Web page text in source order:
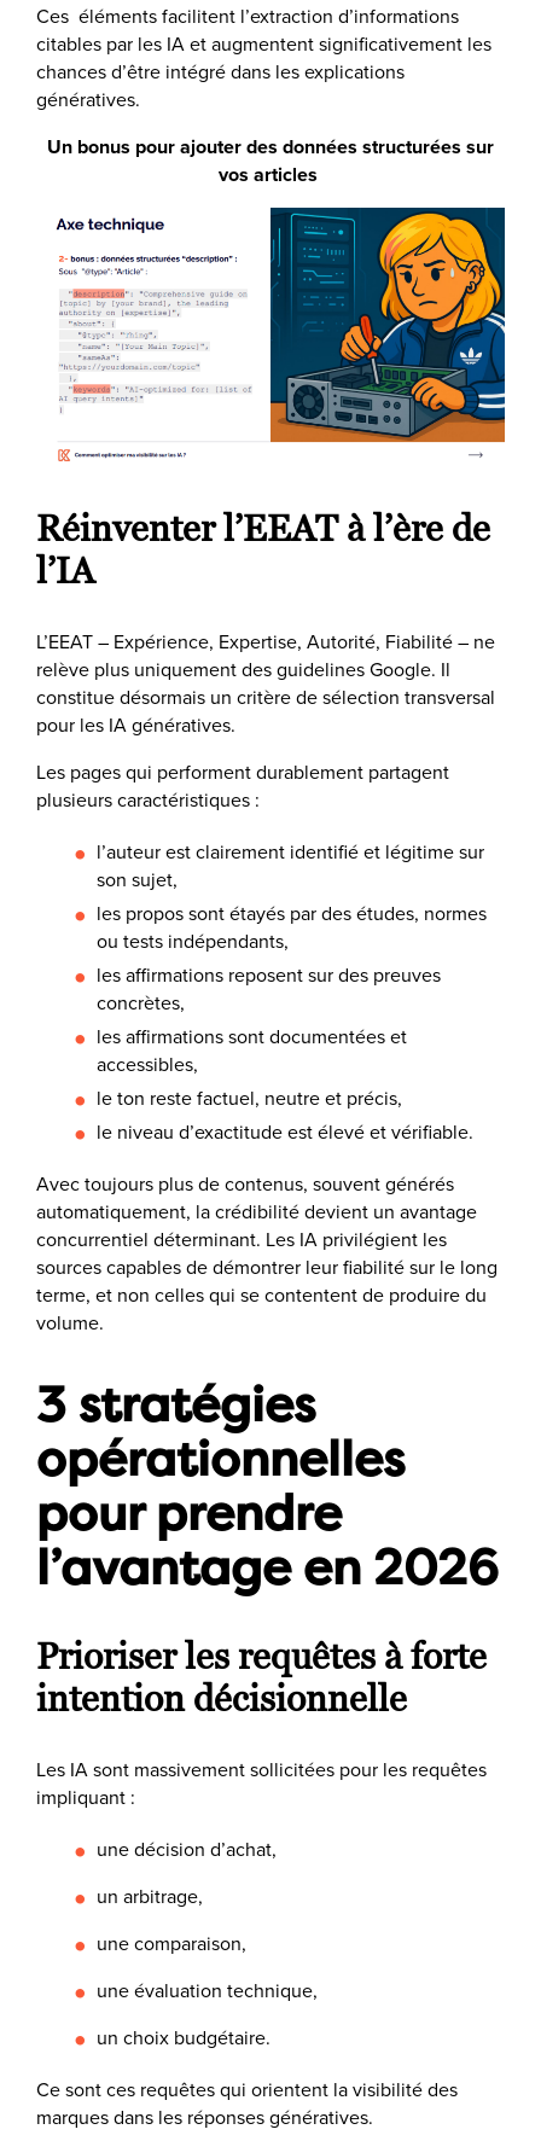
Ces éléments facilitent l’extraction d’informations
citables par les IA et augmentent significativement les
chances d’être intégré dans les explications
génératives.
Un bonus pour ajouter des données structurées sur
vos articles
Réinventer l’EEAT à l’ère de
l’IA
L’EEAT – Expérience, Expertise, Autorité, Fiabilité – ne
relève plus uniquement des guidelines Google. Il
constitue désormais un critère de sélection transversal
pour les IA génératives.
Les pages qui performent durablement partagent
plusieurs caractéristiques :
l’auteur est clairement identifié et légitime sur
son sujet,
les propos sont étayés par des études, normes
ou tests indépendants,
les affirmations reposent sur des preuves
concrètes,
les affirmations sont documentées et
accessibles,
le ton reste factuel, neutre et précis,
le niveau d’exactitude est élevé et vérifiable.
Avec toujours plus de contenus, souvent générés
automatiquement, la crédibilité devient un avantage
concurrentiel déterminant. Les IA privilégient les
sources capables de démontrer leur fiabilité sur le long
terme, et non celles qui se contentent de produire du
volume.
3 stratégies
opérationnelles
pour prendre
l’avantage en 2026
Prioriser les requêtes à forte
intention décisionnelle
Les IA sont massivement sollicitées pour les requêtes
impliquant :
une décision d’achat,
un arbitrage,
une comparaison,
une évaluation technique,
un choix budgétaire.
Ce sont ces requêtes qui orientent la visibilité des
marques dans les réponses génératives.